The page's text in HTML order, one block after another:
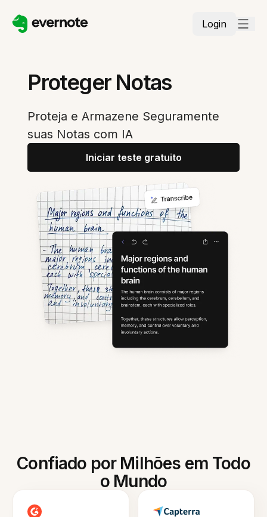
Login
Proteger Notas
Proteja e Armazene Seguramente
suas Notas com IA
Iniciar teste gratuito
Confiado por Milhões em Todo
o Mundo